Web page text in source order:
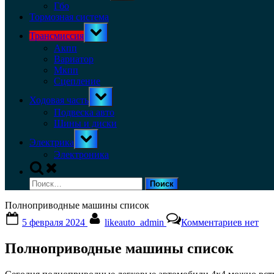
Гбо
Тормозная система
Трансмиссия
Toggle
sub-
Акпп
Вариатор
Мкпп
Сцепление
Ходовая часть
Toggle
sub-
menu
Подвеска авто
Шины и диски
Электрика
Toggle
sub-
menu
Электроника
Toggle
search
form
Найти:
Полноприводные машины список
on
5 февраля 2024 likeauto_admin Комментариевзаписи
нет
Полноприводные машины список